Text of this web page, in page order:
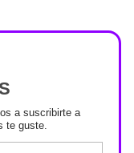
a suscribirte a
te guste.